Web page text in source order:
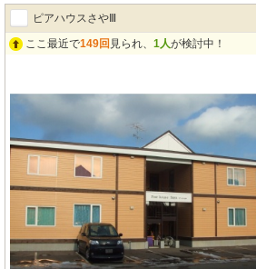
す。お料理好きには嬉しいIHクッキングヒータ
コンロ3口以上で本格的なお料理も楽しめます。
れ、インターネットも無料で使い放題なのが嬉し
別、独立洗面台、温水洗浄トイレと水回りも充実
グのお部屋で日々の疲れを癒していただけます。
歩5分）やツルハドラッグ（徒歩3分）など、生
っています。お車をお持ちの方には月額1,000円
月末に空き予定です。ぜひこの機会に「カーサウ
をスタートさせてください！
ピアハウスさやⅢ
ここ最近で149回 見られ、 1人が検討中！